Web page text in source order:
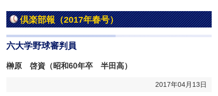
倶楽部報（2017年春号）
六大学野球審判員
榊原 啓資（昭和60年卒 半田高）
2017年04月13日